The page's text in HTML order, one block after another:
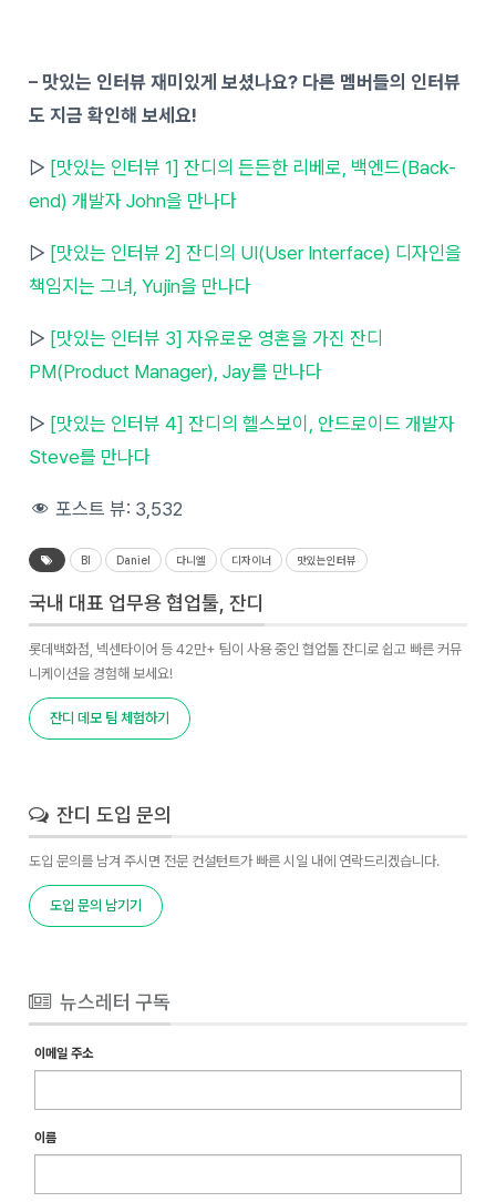
– 맛있는 인터뷰 재미있게 보셨나요? 다른 멤버들의 인터뷰
도 지금 확인해 보세요!
▷ [맛있는 인터뷰 1] 잔디의 든든한 리베로, 백엔드(Back-
end) 개발자 John을 만나다
▷ [맛있는 인터뷰 2] 잔디의 UI(User Interface) 디자인을
책임지는 그녀, Yujin을 만나다
▷ [맛있는 인터뷰 3] 자유로운 영혼을 가진 잔디
PM(Product Manager), Jay를 만나다
▷ [맛있는 인터뷰 4] 잔디의 헬스보이, 안드로이드 개발자
Steve를 만나다
포스트 뷰: 3,532
BI Daniel 다니엘 디자이너 맛있는인터뷰
국내 대표 업무용 협업툴, 잔디
롯데백화점, 넥센타이어 등 42만+ 팀이 사용 중인 협업툴 잔디로 쉽고 빠른 커뮤
니케이션을 경험해 보세요!
잔디 데모 팀 체험하기
잔디 도입 문의
도입 문의를 남겨 주시면 전문 컨설턴트가 빠른 시일 내에 연락드리겠습니다.
도입 문의 남기기
뉴스레터 구독
이메일 주소
이름